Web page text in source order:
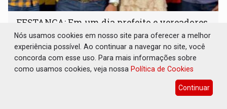
FESTANÇA: Em um dia prefeito e vereadores
liberam R$ 350 mil para mega show em
Chupinguaia
Interior 19 de Junho de 2026 às 11:51
A apresentação da dupla de renome nacional aconteceu
já na noite do dia seguinte, sábado (13), como atração
Nós usamos cookies em nosso site para oferecer a melhor
experiência possível. Ao continuar a navegar no site, você
concorda com esse uso. Para mais informações sobre
como usamos cookies, veja nossa Política de Cookies
Continuar